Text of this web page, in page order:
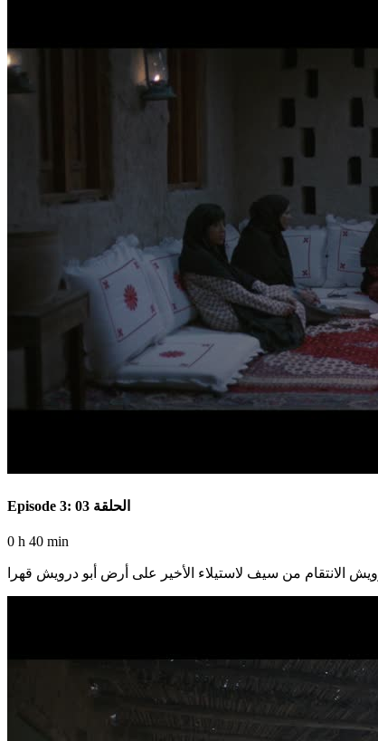
Episode 3: الحلقة 03
0 h 40 min